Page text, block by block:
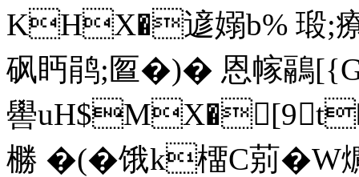
KHX�遃嫋b% 瑖;
砜眄鹃;匫�)� 恩幏鷊
嚳
橳 �(�饿k橊C莂